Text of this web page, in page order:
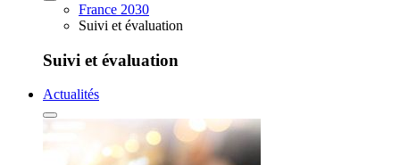
France 2030
Suivi et évaluation
Suivi et évaluation
Actualités